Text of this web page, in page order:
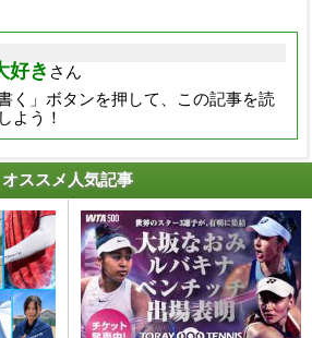
好き さん
く」ボタンを押して、この記事を読
よう！
オススメ人気記事